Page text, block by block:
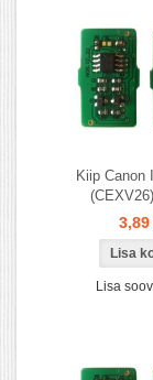
Kiip Canon
3,89
Lisa